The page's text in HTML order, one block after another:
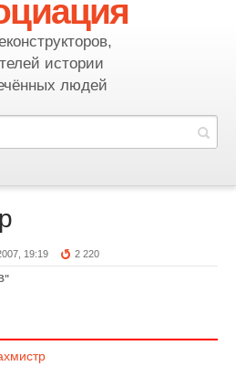
истории
людей
19:19 2 220